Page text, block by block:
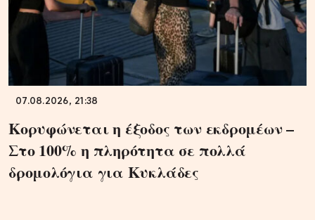
07.08.2026, 21:38
Κορυφώνεται η έξοδος των εκδρομέων –
Στο 100% η πληρότητα σε πολλά
δρομολόγια για Κυκλάδες